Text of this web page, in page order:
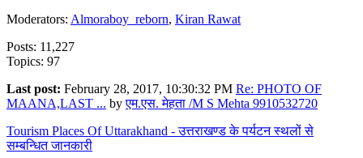
Moderators: Almoraboy_reborn, Kiran Rawat
Posts: 11,227
Topics: 97
Last post: February 28, 2017, 10:30:32 PM Re: PHOTO OF
MAANA,LAST ... byएम.एस. मेहता /M S Mehta 9910532720
Tourism Places Of Uttarakhand - उत्तराखण्ड के पर्यटन स्थलों से
सम्बन्धित जानकारी